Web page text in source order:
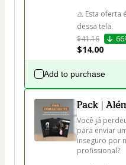
⚠️ Esta oferta
dessa tela.
$41.16
$14.00
Add to purchase
Pack |
Você já
para enviar
inseguro por
profissional?